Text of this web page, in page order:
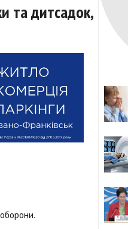
та дитсадок,